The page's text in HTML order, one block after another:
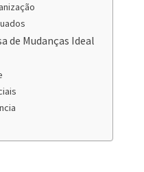
de Mudanças Ideal